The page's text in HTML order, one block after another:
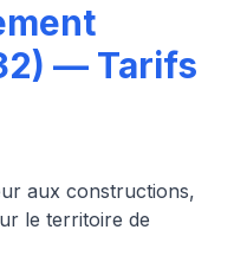
— Tarifs
aux constructions,
le territoire de